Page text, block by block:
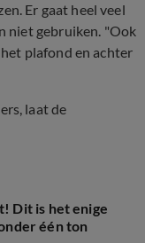
Er gaat heel veel
niet gebruiken. "Ook
plafond en achter
laat de
Dit is het enige
één ton